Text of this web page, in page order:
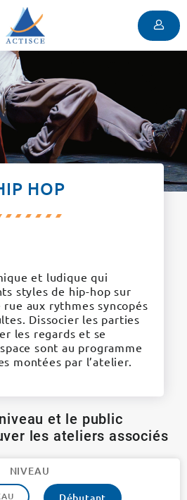
HOP
et ludique qui
styles de hip-hop sur
rue aux rythmes syncopés
Dissocier les parties
les regards et se
sont au programme
montées par l’atelier.
et le public
les ateliers associés
NIVEAU